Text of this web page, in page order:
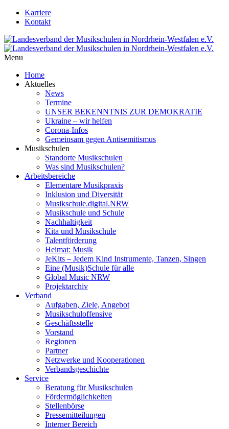
Karriere
Kontakt
Menu
Home
Aktuelles
News
Termine
UNSER BEKENNTNIS ZUR DEMOKRATIE
Ukraine – wir helfen
Corona-Infos
Gemeinsam gegen Antisemitismus
Musikschulen
Standorte Musikschulen
Was sind Musikschulen?
Arbeitsbereiche
Elementare Musikpraxis
Inklusion und Diversität
Musikschule.digital.NRW
Musikschule und Schule
Nachhaltigkeit
Kita und Musikschule
Talentförderung
Heimat: Musik
JeKits – Jedem Kind Instrumente, Tanzen, Singen
Eine (Musik)Schule für alle
Global Music NRW
Projektarchiv
Verband
Aufgaben, Ziele, Angebot
Musikschuloffensive
Geschäftsstelle
Vorstand
Regionen
Partner
Netzwerke und Kooperationen
Verbandsgeschichte
Service
Beratung für Musikschulen
Fördermöglichkeiten
Stellenbörse
Pressemitteilungen
Interner Bereich